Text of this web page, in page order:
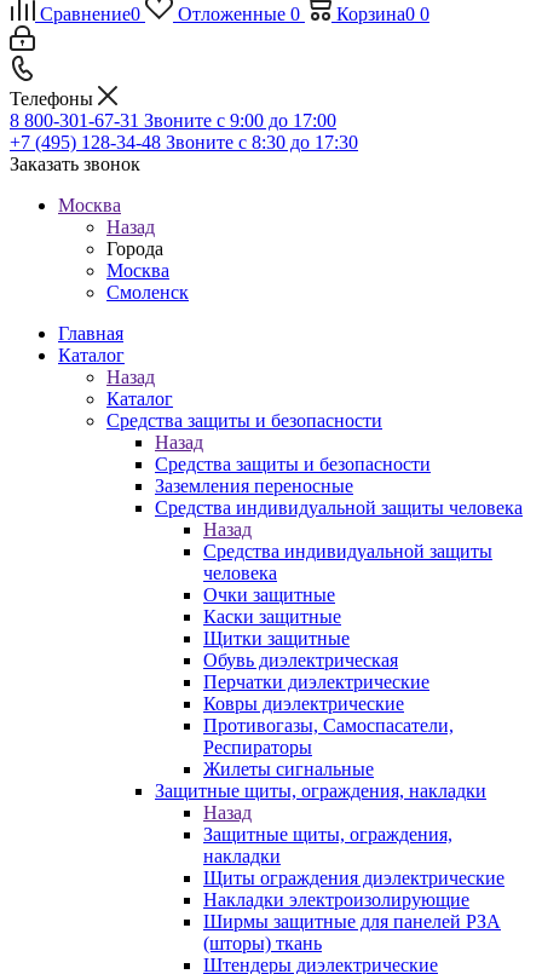
Сравнение0 Отложенные 0 Корзина0 0
Телефоны
8 800-301-67-31 Звоните с 9:00 до 17:00
+7 (495) 128-34-48 Звоните с 8:30 до 17:30
Заказать звонок
Москва
Назад
Города
Москва
Смоленск
Главная
Каталог
Назад
Каталог
Средства защиты и безопасности
Назад
Средства защиты и безопасности
Заземления переносные
Средства индивидуальной защиты человека
Назад
Средства индивидуальной защиты
человека
Очки защитные
Каски защитные
Щитки защитные
Обувь диэлектрическая
Перчатки диэлектрические
Ковры диэлектрические
Противогазы, Самоспасатели,
Респираторы
Жилеты сигнальные
Защитные щиты, ограждения, накладки
Назад
Защитные щиты, ограждения,
накладки
Щиты ограждения диэлектрические
Накладки электроизолирующие
Ширмы защитные для панелей РЗА
(шторы) ткань
Штендеры диэлектрические